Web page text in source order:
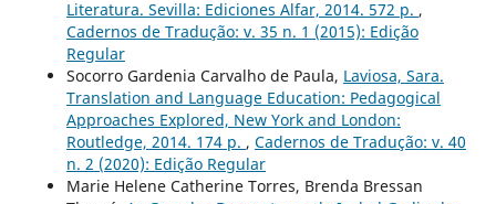
Literatura. Sevilla: Ediciones Alfar, 2014. 572 p. ,
Cadernos de Tradução: v. 35 n. 1 (2015): Edição
Regular
Socorro Gardenia Carvalho de Paula, Laviosa, Sara.
Translation and Language Education: Pedagogical
Approaches Explored, New York and London:
Routledge, 2014. 174 p. , Cadernos de Tradução: v. 40
n. 2 (2020): Edição Regular
Marie Helene Catherine Torres, Brenda Bressan